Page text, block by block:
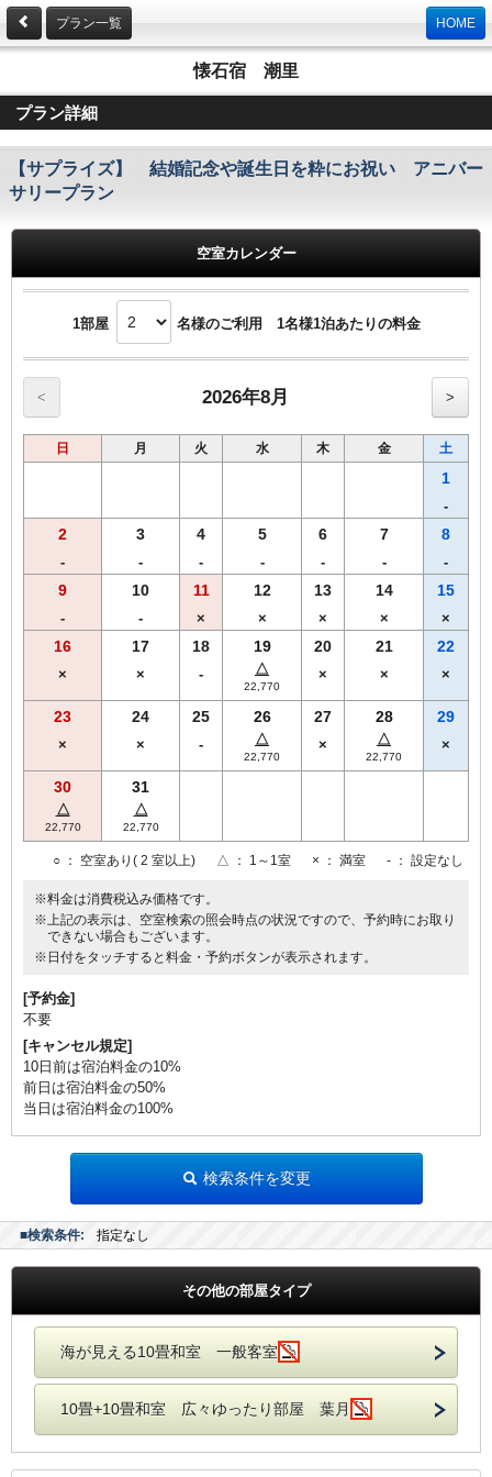
プラン一覧 HOME
懐石宿 潮里
プラン詳細
【サプライズ】 結婚記念や誕生日を粋にお祝い アニバー
サリープラン
空室カレンダー
1部屋 名様のご利用 1名様1泊あたりの料金
< 2026年8月 >
日 月 火 水 木 金 土
1
-
2
-
3
-
4
-
5
-
6
-
7
-
8
-
9
-
10
-
11
×
12
×
13
×
14
×
15
×
16
×
17
×
18
-
19
△
22,770
20
×
21
×
22
×
23
×
24
×
25
-
26
△
22,770
27
×
28
△
22,770
29
×
30
△
22,770
31
△
22,770
○ ： 空室あり( 2 室以上) △ ： 1～1室 × ： 満室 - ： 設定なし
※料金は消費税込み価格です。
※上記の表示は、空室検索の照会時点の状況ですので、予約時にお取り
できない場合もございます。
※日付をタッチすると料金・予約ボタンが表示されます。
[予約金]
不要
[キャンセル規定]
10日前は宿泊料金の10%
前日は宿泊料金の50%
当日は宿泊料金の100%
検索条件を変更
■検索条件: 指定なし
その他の部屋タイプ
海が見える10畳和室 一般客室
10畳+10畳和室 広々ゆったり部屋 葉月